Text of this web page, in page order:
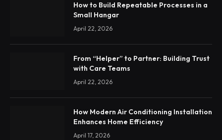
How to Build Repeatable Processes in a
Small Hangar
April 22, 2026
From “Helper” to Partner: Building Trust
with Care Teams
April 22, 2026
How Modern Air Conditioning Installation
Enhances Home Efficiency
April 17, 2026